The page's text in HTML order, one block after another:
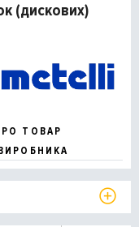
(дискових)
ТОВАР